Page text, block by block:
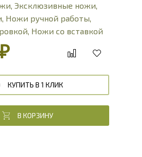
, Эксклюзивные ножи,
, Ножи ручной работы,
, Ножи со вставкой
ножи
КУПИТЬ В 1 КЛИК
В КОРЗИНУ